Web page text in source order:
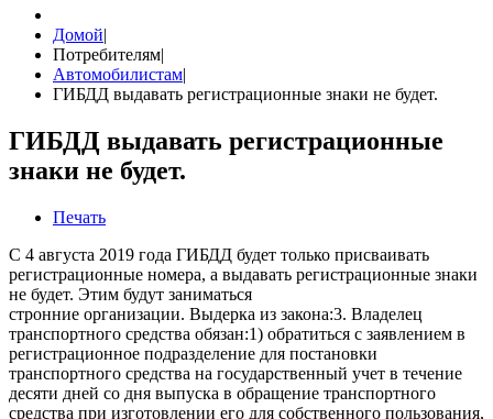
Домой|
Потребителям|
Автомобилистам|
ГИБДД выдавать регистрационные знаки не будет.
ГИБДД выдавать регистрационные
знаки не будет.
Печать
С 4 августа 2019 года ГИБДД будет только присваивать
регистрационные номера, а выдавать регистрационные знаки
не будет. Этим будут заниматься
стронние организации. Выдерка из закона:3. Владелец
транспортного средства обязан:1) обратиться с заявлением в
регистрационное подразделение для постановки
транспортного средства на государственный учет в течение
десяти дней со дня выпуска в обращение транспортного
средства при изготовлении его для собственного пользования,